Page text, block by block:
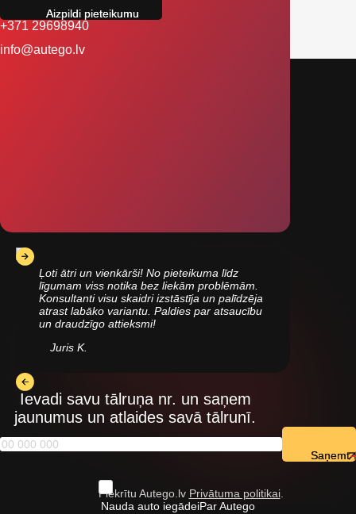
+371 29698940
info@autego.lv
Ļoti ātri un vienkārši! No pieteikuma līdz
līgumam viss notika bez liekām problēmām.
Konsultanti visu skaidri izstāstīja un palīdzēja
atrast labāko variantu. Paldies par atsaucību
un draudzīgo attieksmi!
Juris K.
Ievadi savu tālruņa nr. un saņem
jaunumus un atlaides savā tālrunī.
Piekrītu Autego.lv Privātuma politikai.
Nauda auto iegādeiPar Autego